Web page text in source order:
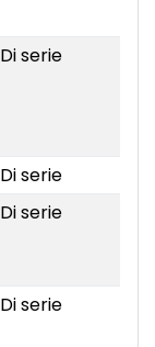
Di serie
Di serie
Di serie
Di serie